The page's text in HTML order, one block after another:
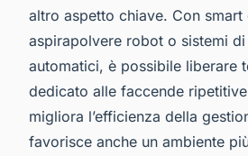
altro aspetto chiave. Con
aspirapolvere robot o sistemi
automatici, è possibile liberare
dedicato alle faccende
migliora l’efficienza della
favorisce anche un ambiente